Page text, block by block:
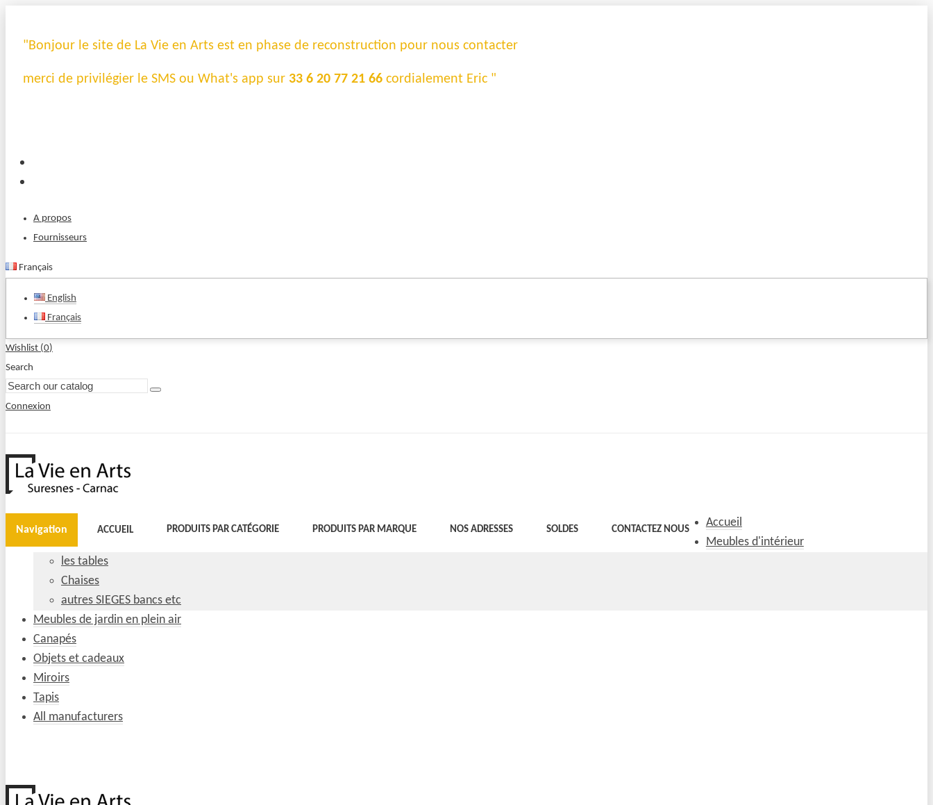
"Bonjour le site de La Vie en Arts est en phase de reconstruction pour nous contacter
merci de privilégier le SMS ou What's app sur 33 6 20 77 21 66 cordialement Eric "
A propos
Fournisseurs
Français
English
Français
Wishlist (0)
Search
Connexion
Navigation ACCUEIL PRODUITS PAR CATÉGORIE PRODUITS PAR MARQUE NOS ADRESSES SOLDES CONTACTEZ NOUS
Accueil
Meubles d'intérieur
les tables
Chaises
autres SIEGES bancs etc
Meubles de jardin en plein air
Canapés
Objets et cadeaux
Miroirs
Tapis
All manufacturers